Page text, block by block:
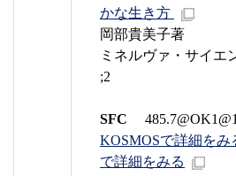
かな生き方
岡部貴美子著
ミネルヴァ・サイエ
;2
SFC 485.7@OK1@1
KOSMOSで詳細をみ
で詳細をみる